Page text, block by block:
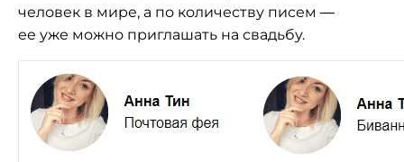
человек в мире, а по количеству писем —
ее уже можно приглашать на свадьбу.